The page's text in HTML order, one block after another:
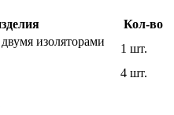
Кол-во
изоляторами
1 шт.
4 шт.